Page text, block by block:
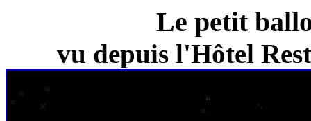
Le petit
vu depuis l'Hôtel